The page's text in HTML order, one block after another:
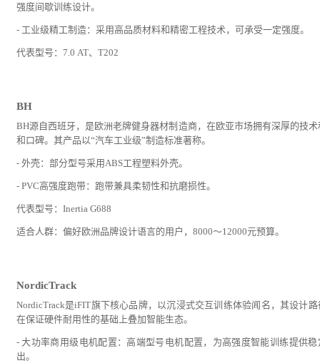
强度间歇训练设计。
- 工业级精工制造：采用高品质材料和精密工程技术，可承受一定强度。
代表型号：7.0 AT、T202
BH
BH源自西班牙，是欧洲老牌健身器材制造商，在欧亚市场拥有深厚的技术
和口碑。其产品以“汽车工业级”制造标准著称。
- 外壳：部分型号采用ABS工程塑料外壳。
- PVC高强度跑带：跑带兼具柔韧性和抗磨损性。
代表型号：Inertia G688
适合人群：偏好欧洲品牌设计语言的用户，8000～12000元预算。
NordicTrack
NordicTrack是iFIT旗下核心品牌，以沉浸式交互训练体验闻名，其设计路
在保证硬件耐用性的基础上叠加智能生态。
- 大功率商用级电机配置：高端型号电机配置，为高强度智能训练提供稳
出。